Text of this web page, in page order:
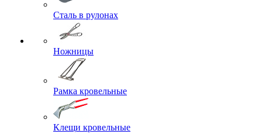
Сталь в рулонах
Ножницы
Рамка кровельные
Клещи кровельные